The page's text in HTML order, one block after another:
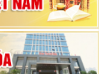
thường lần thứ 9, Quốc
thứ 24, HĐND tỉnh